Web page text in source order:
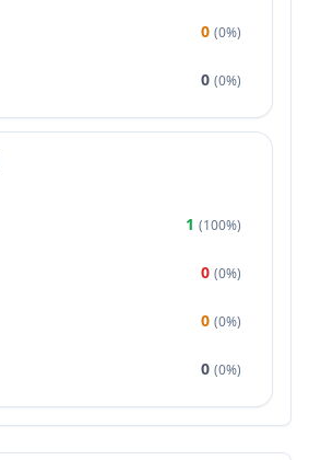
0 (0%)
0 (0%)
1 (100%)
0 (0%)
0 (0%)
0 (0%)